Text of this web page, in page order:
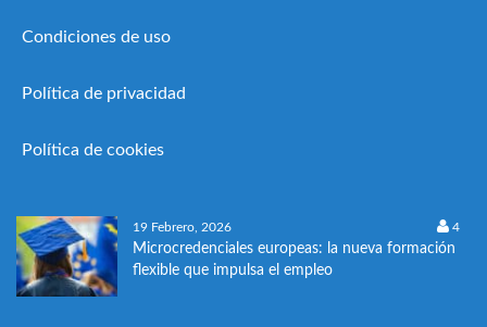
Condiciones de uso
Política de privacidad
Política de cookies
19 Febrero, 2026 4
Microcredenciales europeas: la nueva formación
flexible que impulsa el empleo